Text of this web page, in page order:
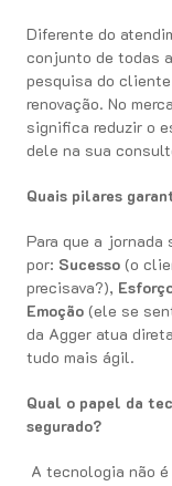
Diferente do
conjunto de todas
pesquisa do
renovação. No
significa reduzir o
dele na sua
Quais pilares
Para que a
por: Sucesso (o
precisava?),
Emoção (ele se
da Agger atua
tudo mais ágil.
Qual o papel da
segurado?
A tecnologia não